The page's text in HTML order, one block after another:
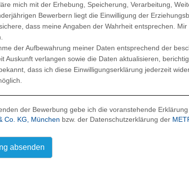
mich mit der Erhebung, Speicherung, Verarbeitung,
Bewerbern liegt die Einwilligung der
dass meine Angaben der Wahrheit entsprechen.
der Aufbewahrung meiner Daten entsprechend der
Auskunft verlangen sowie die Daten aktualisieren,
dass ich diese Einwilligungserklärung jederzeit
der Bewerbung gebe ich die voranstehende
Co. KG, München bzw. der Datenschutzerklärung der
absenden